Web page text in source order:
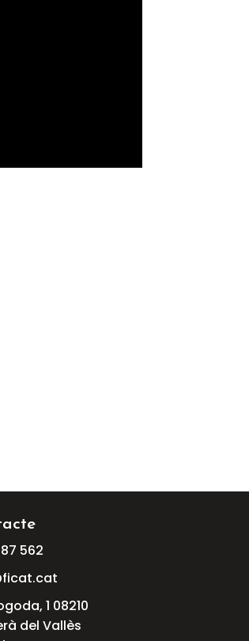
562
1 08210
del Vallès